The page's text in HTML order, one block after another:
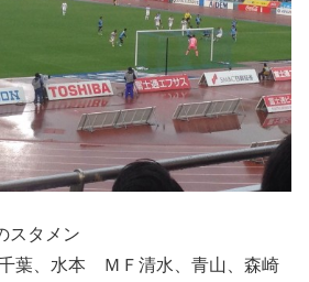
スタメン
葉、水本 ＭＦ清水、青山、森崎